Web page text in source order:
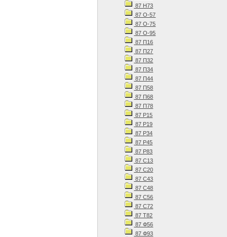
87 Н73
87 О-57
87 О-75
87 О-95
87 П16
87 П27
87 П32
87 П34
87 П44
87 П58
87 П68
87 П78
87 Р15
87 Р19
87 Р34
87 Р45
87 Р83
87 С13
87 С20
87 С43
87 С48
87 С56
87 С72
87 Т82
87 Ф56
87 Ф93